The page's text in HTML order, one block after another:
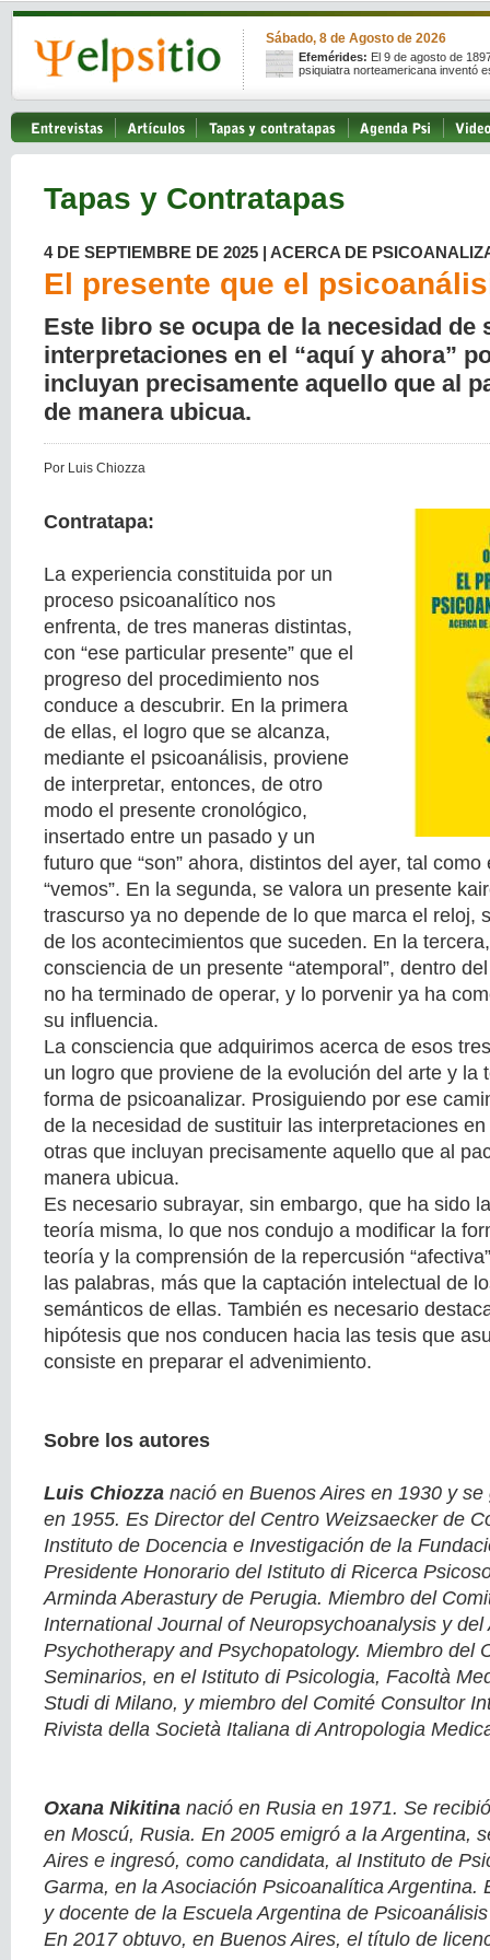
Sábado, 8 de Agosto de 2026
Efemérides: El 9 de agosto de
psiquiatra norteamericana inventó
Tapas y Contratapas
4 DE SEPTIEMBRE DE 2025 | ACERCA DE
El presente que el
Este libro se ocupa de la necesidad de
interpretaciones en el “aquí y ahora”
incluyan precisamente aquello que al
de manera ubicua.
Por Luis Chiozza
Contratapa:
La experiencia constituida por un
proceso psicoanalítico nos
enfrenta, de tres maneras distintas,
con “ese particular presente” que el
progreso del procedimiento nos
conduce a descubrir. En la primera
de ellas, el logro que se alcanza,
mediante el psicoanálisis, proviene
de interpretar, entonces, de otro
modo el presente cronológico,
insertado entre un pasado y un
futuro que “son” ahora, distintos del ayer, tal
“vemos”. En la segunda, se valora un presente
trascurso ya no depende de lo que marca el reloj,
de los acontecimientos que suceden. En la
consciencia de un presente “atemporal”, dentro
no ha terminado de operar, y lo porvenir ya ha
su influencia.
La consciencia que adquirimos acerca de esos
un logro que proviene de la evolución del arte y la
forma de psicoanalizar. Prosiguiendo por ese
de la necesidad de sustituir las interpretaciones en
otras que incluyan precisamente aquello que al
manera ubicua.
Es necesario subrayar, sin embargo, que ha sido
teoría misma, lo que nos condujo a modificar la
teoría y la comprensión de la repercusión
las palabras, más que la captación intelectual de
semánticos de ellas. También es necesario
hipótesis que nos conducen hacia las tesis que
consiste en preparar el advenimiento.
Sobre los autores
Luis Chiozza nació en Buenos Aires en 1930 y
en 1955. Es Director del Centro Weizsaecker de
Instituto de Docencia e Investigación de la
Presidente Honorario del Istituto di Ricerca
Arminda Aberastury de Perugia. Miembro del
International Journal of Neuropsychoanalysis y del
Psychotherapy and Psychopatology. Miembro del
Seminarios, en el Istituto di Psicologia, Facoltà
Studi di Milano, y miembro del Comité Consultor
Rivista della Società Italiana di Antropologia
Oxana Nikitina nació en Rusia en 1971. Se
en Moscú, Rusia. En 2005 emigró a la Argentina,
Aires e ingresó, como candidata, al Instituto de
Garma, en la Asociación Psicoanalítica Argentina.
y docente de la Escuela Argentina de
En 2017 obtuvo, en Buenos Aires, el título de